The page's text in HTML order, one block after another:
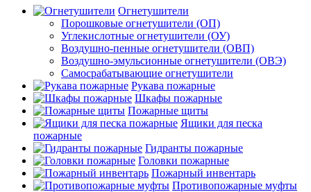
Огнетушители
Порошковые огнетушители (ОП)
Углекислотные огнетушители (ОУ)
Воздушно-пенные огнетушители (ОВП)
Воздушно-эмульсионные огнетушители (ОВЭ)
Самосрабатывающие огнетушители
Рукава пожарные
Шкафы пожарные
Пожарные щиты
Ящики для песка
пожарные
Гидранты пожарные
Головки пожарные
Пожарный инвентарь
Противопожарные муфты